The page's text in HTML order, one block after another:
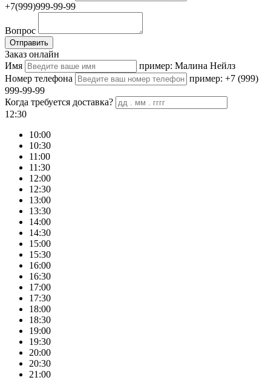
+7(999)999-99-99
Вопрос
Отправить
Заказ онлайн
Имя
пример: Малина Нейлз
Номер телефона
пример: +7 (999)
999-99-99
Когда требуется доставка?
12:30
10:00
10:30
11:00
11:30
12:00
12:30
13:00
13:30
14:00
14:30
15:00
15:30
16:00
16:30
17:00
17:30
18:00
18:30
19:00
19:30
20:00
20:30
21:00